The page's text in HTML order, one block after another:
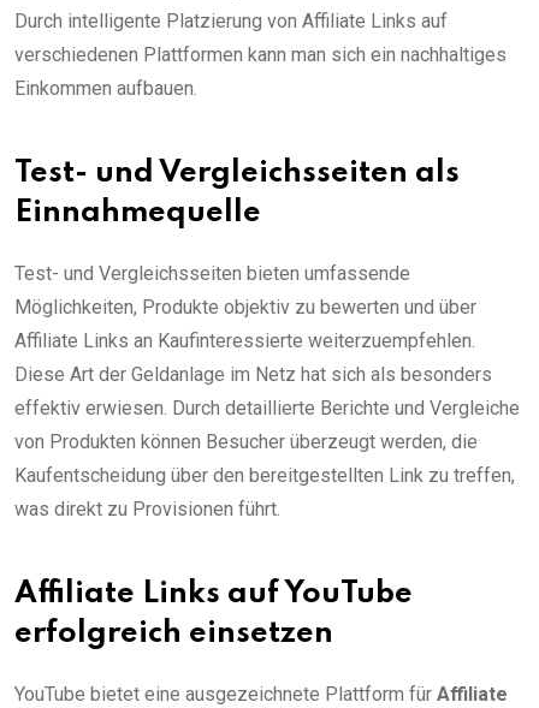
Durch intelligente Platzierung von Affiliate Links auf
verschiedenen Plattformen kann man sich ein nachhaltiges
Einkommen aufbauen.
Test- und Vergleichsseiten als
Einnahmequelle
Test- und Vergleichsseiten bieten umfassende
Möglichkeiten, Produkte objektiv zu bewerten und über
Affiliate Links an Kaufinteressierte weiterzuempfehlen.
Diese Art der Geldanlage im Netz hat sich als besonders
effektiv erwiesen. Durch detaillierte Berichte und Vergleiche
von Produkten können Besucher überzeugt werden, die
Kaufentscheidung über den bereitgestellten Link zu treffen,
was direkt zu Provisionen führt.
Affiliate Links auf YouTube
erfolgreich einsetzen
YouTube bietet eine ausgezeichnete Plattform für Affiliate